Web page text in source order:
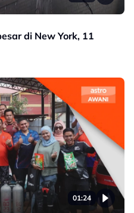
di New York, 11
01:24